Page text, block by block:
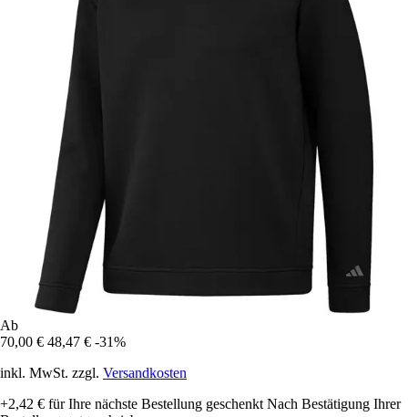
Ab
70,00 € 48,47 € -31%
inkl. MwSt. zzgl. Versandkosten
+2,42 € für Ihre nächste Bestellung geschenkt Nach Bestätigung Ihrer